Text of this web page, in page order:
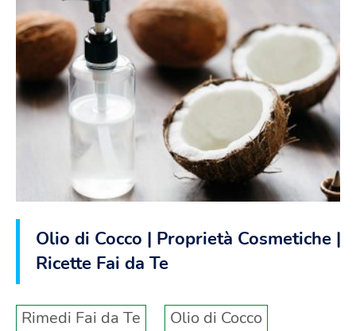
Olio di Cocco | Proprietà Cosmetiche |
Ricette Fai da Te
Rimedi Fai da Te Olio di Cocco